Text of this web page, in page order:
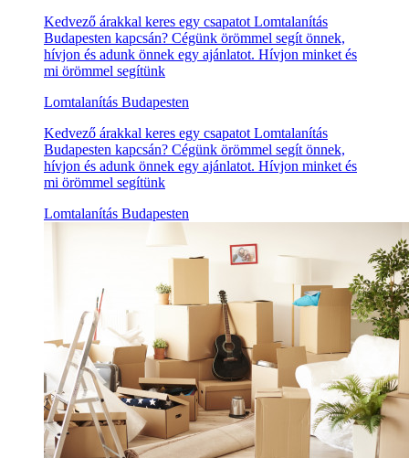
Kedvező árakkal keres egy csapatot Lomtalanítás
Budapesten kapcsán? Cégünk örömmel segít önnek,
hívjon és adunk önnek egy ajánlatot. Hívjon minket és
mi örömmel segítünk
Lomtalanítás Budapesten
Kedvező árakkal keres egy csapatot Lomtalanítás
Budapesten kapcsán? Cégünk örömmel segít önnek,
hívjon és adunk önnek egy ajánlatot. Hívjon minket és
mi örömmel segítünk
Lomtalanítás Budapesten